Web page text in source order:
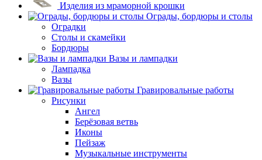
Изделия из мраморной крошки
Ограды, бордюры и столы
Оградки
Столы и скамейки
Бордюры
Вазы и лампадки
Лампадка
Вазы
Гравировальные работы
Рисунки
Ангел
Берёзовая ветвь
Иконы
Пейзаж
Музыкальные инструменты